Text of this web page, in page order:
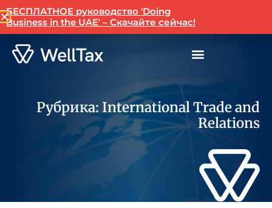
Рубрика: International Trade and
Relations
БЕСПЛАТНОЕ руководство 'Doing
Business in the UAE' – Скачайте сейчас!